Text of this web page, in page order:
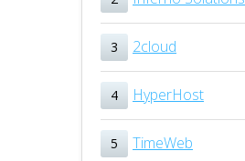
3 2cloud
4 HyperHost
5 TimeWeb